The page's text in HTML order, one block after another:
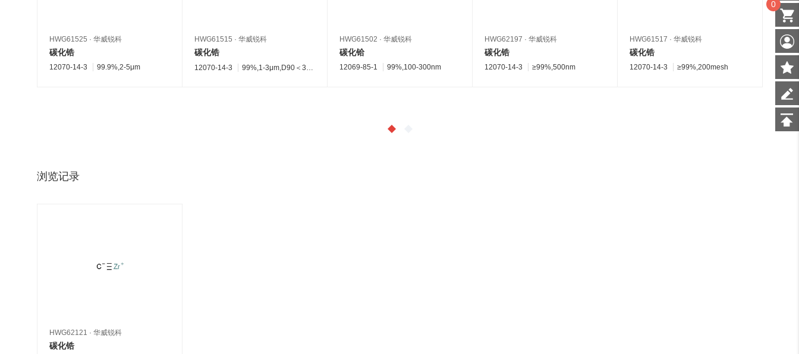
HWG61525 · 华威锐科
碳化锆
12070-14-3 99.9%,2-5μm
HWG61515 · 华威锐科
碳化锆
12070-14-3 99%,1-3μm,D90＜3μm
HWG61502 · 华威锐科
碳化铪
12069-85-1 99%,100-300nm
HWG62197 · 华威锐科
碳化锆
12070-14-3 ≥99%,500nm
HWG61517 · 华威锐科
碳化锆
12070-14-3 ≥99%,200mesh
碳化铪
浏览记录
HWG62121 · 华威锐科
碳化锆
0